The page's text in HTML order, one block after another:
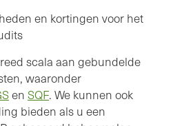
en kortingen voor het
scala aan gebundelde
waaronder
en SQF. We kunnen ook
bieden als u een